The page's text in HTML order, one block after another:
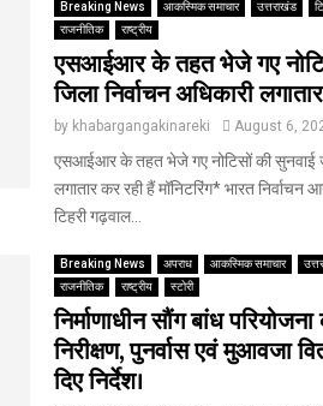
Breaking News आकस्मिक समाचार उत्तराखंड
राजनीतिक
राष्ट्रीय
एसआईआर के तहत भेजे गए
जिला निर्वाचन अधिकारी
by khabargangakinareki August 6,
एसआईआर के तहत भेजे गए नोटिसों की सुनवाई
लगातार कर रही हैं मॉनिटरिंग* भारत निर्वाचन
टिहरी गढ़वाल...
Breaking News अपराध आकस्मिक समाचार
राजनीतिक
राष्ट्रीय स्टोरी
निर्माणाधीन सौंग बांध
निरीक्षण, पुनर्वास एवं मुआवजा
दिए निर्देश।